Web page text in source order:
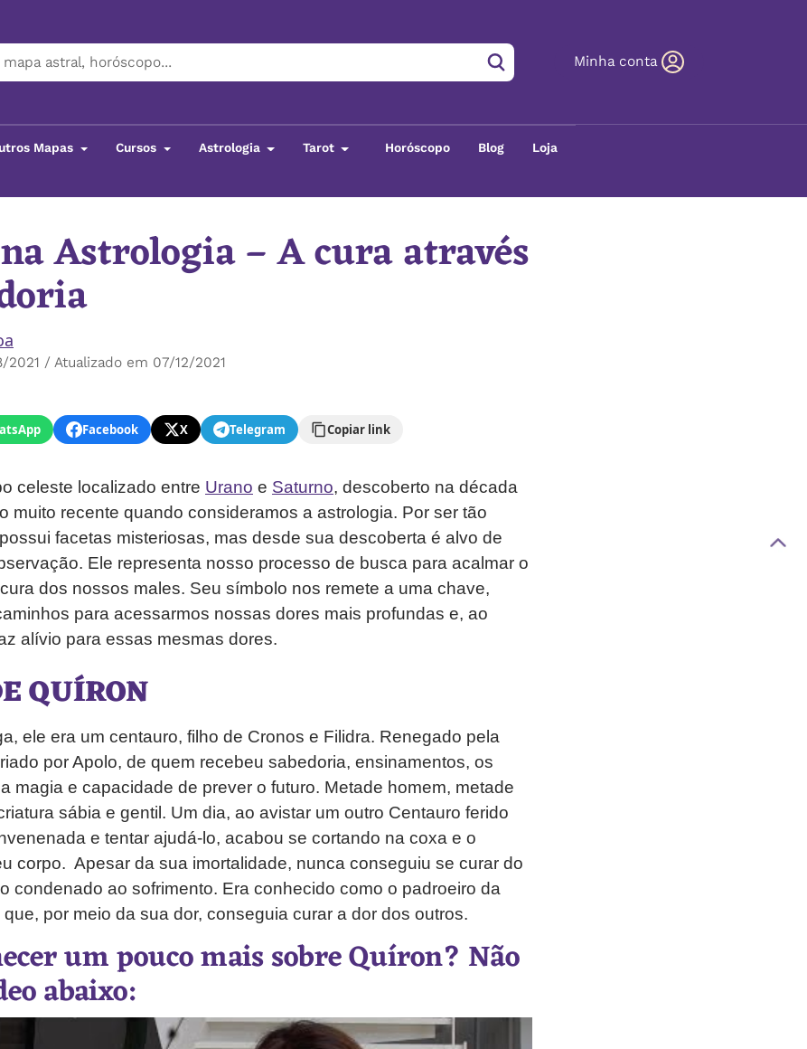
Minha conta
Mapas Cursos Astrologia Tarot Horóscopo Blog Loja
Astrologia – A cura através
/ Atualizado em 07/12/2021
Facebook X Telegram Copiar link
celeste localizado entre Urano e Saturno, descoberto na década
muito recente quando consideramos a astrologia. Por ser tão
facetas misteriosas, mas desde sua descoberta é alvo de
Ele representa nosso processo de busca para acalmar o
dos nossos males. Seu símbolo nos remete a uma chave,
para acessarmos nossas dores mais profundas e, ao
alívio para essas mesmas dores.
QUÍRON
ele era um centauro, filho de Cronos e Filidra. Renegado pela
por Apolo, de quem recebeu sabedoria, ensinamentos, os
magia e capacidade de prever o futuro. Metade homem, metade
sábia e gentil. Um dia, ao avistar um outro Centauro ferido
e tentar ajudá-lo, acabou se cortando na coxa e o
corpo. Apesar da sua imortalidade, nunca conseguiu se curar do
condenado ao sofrimento. Era conhecido como o padroeiro da
por meio da sua dor, conseguia curar a dor dos outros.
um pouco mais sobre Quíron? Não
abaixo: